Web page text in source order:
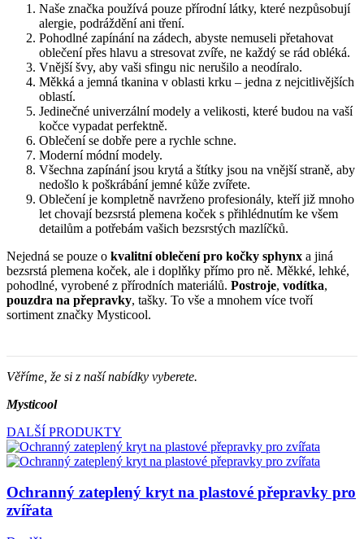
Naše značka používá pouze přírodní látky, které nezpůsobují
alergie, podráždění ani tření.
Pohodlné zapínání na zádech, abyste nemuseli přetahovat
oblečení přes hlavu a stresovat zvíře, ne každý se rád obléká.
Vnější švy, aby vaši sfingu nic nerušilo a neodíralo.
Měkká a jemná tkanina v oblasti krku – jedna z nejcitlivějších
oblastí.
Jedinečné univerzální modely a velikosti, které budou na vaší
kočce vypadat perfektně.
Oblečení se dobře pere a rychle schne.
Moderní módní modely.
Všechna zapínání jsou krytá a štítky jsou na vnější straně, aby
nedošlo k poškrábání jemné kůže zvířete.
Oblečení je kompletně navrženo profesionály, kteří již mnoho
let chovají bezsrstá plemena koček s přihlédnutím ke všem
detailům a potřebám vašich bezsrstých mazlíčků.
Nejedná se pouze o kvalitní oblečení pro kočky sphynx a jiná
bezsrstá plemena koček, ale i doplňky přímo pro ně. Měkké, lehké,
pohodlné, vyrobené z přírodních materiálů. Postroje, vodítka,
pouzdra na přepravky, tašky. To vše a mnohem více tvoří
sortiment značky Mysticool.
Věříme, že si z naší nabídky vyberete.
Mysticool
DALŠÍ PRODUKTY
Ochranný zateplený kryt na plastové přepravky pro
zvířata